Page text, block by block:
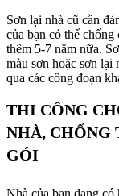
Sơn lại nhà cũ cần
của bạn có thể
thêm 5-7 năm nữa.
màu sơn hoặc sơn lại
qua các công đoạn
THI CÔNG
NHÀ, CHỐNG
GÓI
Nhà của bạn đang